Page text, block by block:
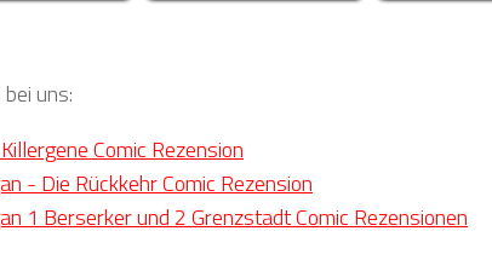
uns:
Comic Rezension
- Die Rückkehr Comic Rezension
1 Berserker und 2 Grenzstadt Comic Rezensionen